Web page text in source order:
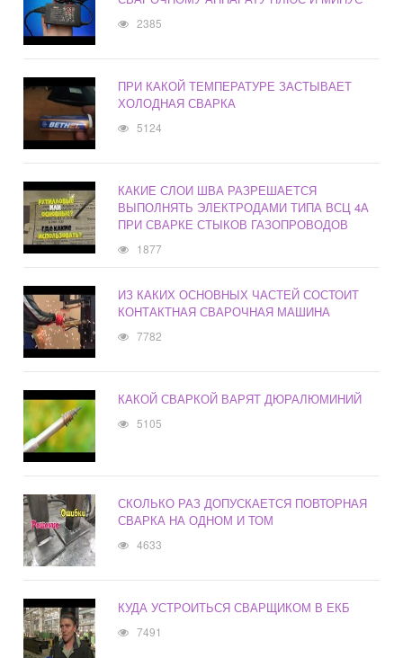
2385
ПРИ КАКОЙ ТЕМПЕРАТУРЕ ЗАСТЫВАЕТ
ХОЛОДНАЯ СВАРКА
5124
КАКИЕ СЛОИ ШВА РАЗРЕШАЕТСЯ
ВЫПОЛНЯТЬ ЭЛЕКТРОДАМИ ТИПА ВСЦ 4А
ПРИ СВАРКЕ СТЫКОВ ГАЗОПРОВОДОВ
1877
ИЗ КАКИХ ОСНОВНЫХ ЧАСТЕЙ СОСТОИТ
КОНТАКТНАЯ СВАРОЧНАЯ МАШИНА
7782
КАКОЙ СВАРКОЙ ВАРЯТ ДЮРАЛЮМИНИЙ
5105
СКОЛЬКО РАЗ ДОПУСКАЕТСЯ ПОВТОРНАЯ
СВАРКА НА ОДНОМ И ТОМ
4633
КУДА УСТРОИТЬСЯ СВАРЩИКОМ В ЕКБ
7491